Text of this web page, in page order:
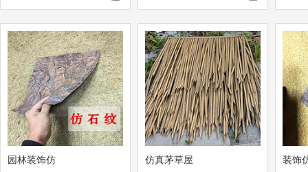
园林装饰仿 仿真茅草屋 装饰